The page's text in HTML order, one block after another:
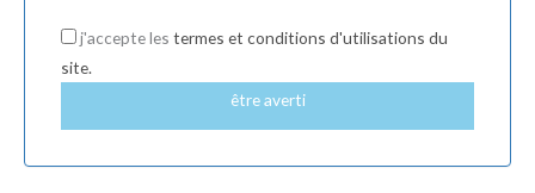
j'accepte les termes et conditions d'utilisations du
site.
être averti